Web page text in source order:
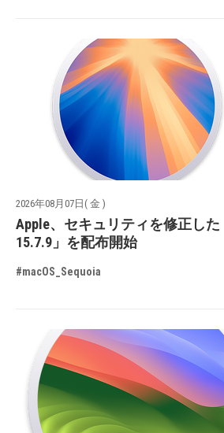
2026年08月07日( 金 )
Apple、セキュリティを修正した
15.7.9」を配布開始
#macOS_Sequoia